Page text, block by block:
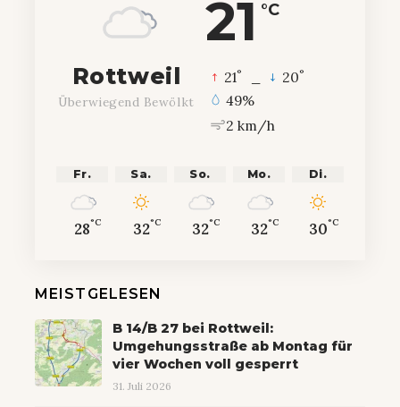
21 °C
Rottweil
Überwiegend Bewölkt
21° 20°
49%
2 km/h
Fr.
28°C
Sa.
32°C
So.
32°C
Mo.
32°C
Di.
30°C
MEISTGELESEN
B 14/B 27 bei Rottweil:
Umgehungsstraße ab Montag für
vier Wochen voll gesperrt
31. Juli 2026